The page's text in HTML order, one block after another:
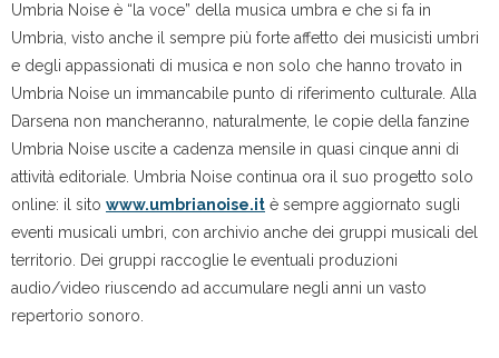
Umbria Noise è “la voce” della musica umbra e che si fa in
Umbria, visto anche il sempre più forte affetto dei musicisti umbri
e degli appassionati di musica e non solo che hanno trovato in
Umbria Noise un immancabile punto di riferimento culturale. Alla
Darsena non mancheranno, naturalmente, le copie della fanzine
Umbria Noise uscite a cadenza mensile in quasi cinque anni di
attività editoriale. Umbria Noise continua ora il suo progetto solo
online: il sito www.umbrianoise.it è sempre aggiornato sugli
eventi musicali umbri, con archivio anche dei gruppi musicali del
territorio. Dei gruppi raccoglie le eventuali produzioni
audio/video riuscendo ad accumulare negli anni un vasto
repertorio sonoro.